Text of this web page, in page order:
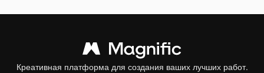
Креативная платформа для создания ваших лучших работ.